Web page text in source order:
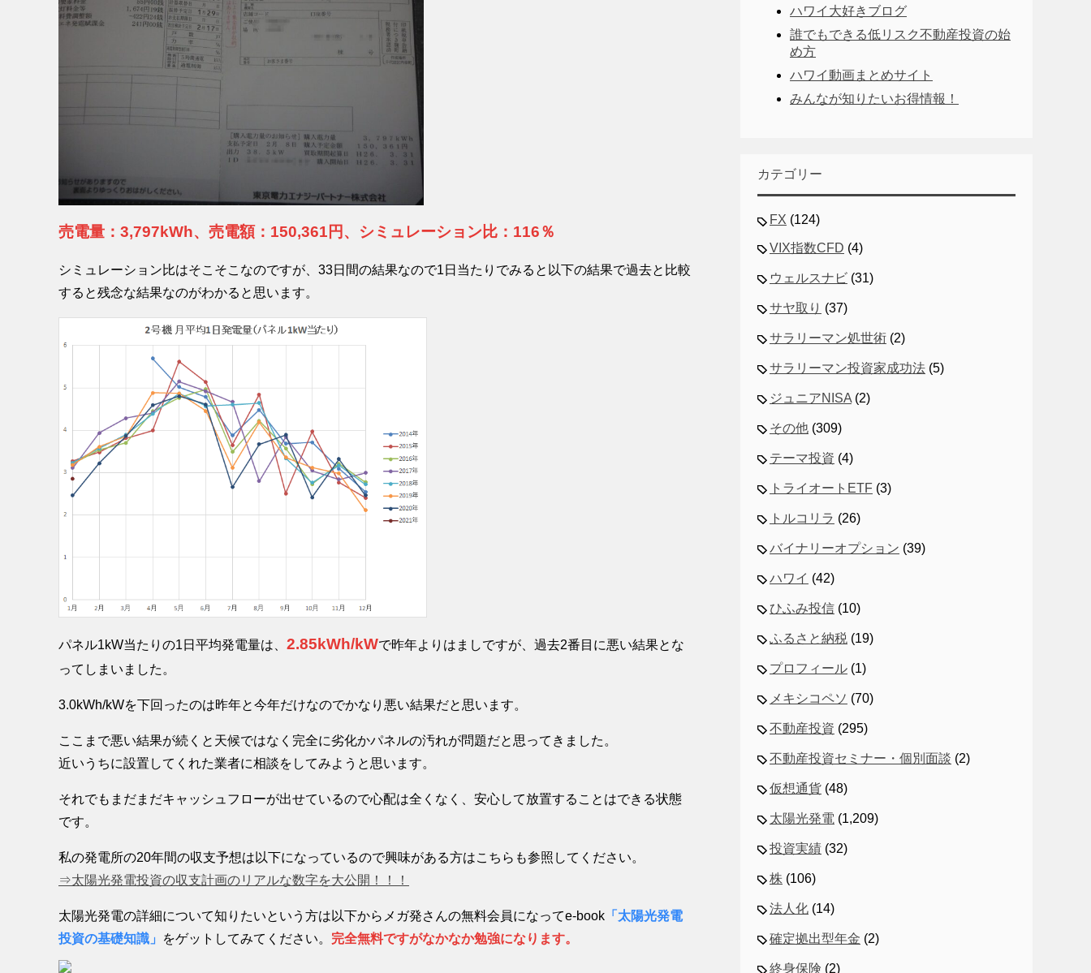
売電量：3,797kWh、売電額：150,361円、シミュレーション比：116％
シミュレーション比はそこそこなのですが、33日間の結果なので1日当たりでみると以下の結果で過去と比較
すると残念な結果なのがわかると思います。
パネル1kW当たりの1日平均発電量は、 2.85kWh/kWで昨年よりはましですが、過去2番目に悪い結果とな
ってしまいました。
3.0kWh/kWを下回ったのは昨年と今年だけなのでかなり悪い結果だと思います。
ここまで悪い結果が続くと天候ではなく完全に劣化かパネルの汚れが問題だと思ってきました。
近いうちに設置してくれた業者に相談をしてみようと思います。
それでもまだまだキャッシュフローが出せているので心配は全くなく、安心して放置することはできる状態
です。
私の発電所の20年間の収支予想は以下になっているので興味がある方はこちらも参照してください。
⇒太陽光発電投資の収支計画のリアルな数字を大公開！！！
太陽光発電の詳細について知りたいという方は以下からメガ発さんの無料会員になってe-book 「太陽光発電
投資の基礎知識」
をゲットしてみてください。 完全無料ですがなかなか勉強になります。
ハワイ大好きブログ
誰でもできる低リスク不動産投資の始
め方
ハワイ動画まとめサイト
みんなが知りたいお得情報！
カテゴリー
FX (124)
VIX指数CFD (4)
ウェルスナビ (31)
サヤ取り (37)
サラリーマン処世術 (2)
サラリーマン投資家成功法 (5)
ジュニアNISA (2)
その他 (309)
テーマ投資 (4)
トライオートETF (3)
トルコリラ (26)
バイナリーオプション (39)
ハワイ (42)
ひふみ投信 (10)
ふるさと納税 (19)
プロフィール (1)
メキシコペソ (70)
不動産投資 (295)
不動産投資セミナー・個別面談 (2)
仮想通貨 (48)
太陽光発電 (1,209)
投資実績 (32)
株 (106)
法人化 (14)
確定拠出型年金 (2)
終身保険 (2)